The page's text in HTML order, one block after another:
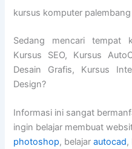
kursus komputer palembang
Sedang mencari tempat
Kursus SEO, Kursus
Desain Grafis, Kursus
Design?
Informasi ini sangat
ingin belajar membuat
photoshop, belajarautocad,